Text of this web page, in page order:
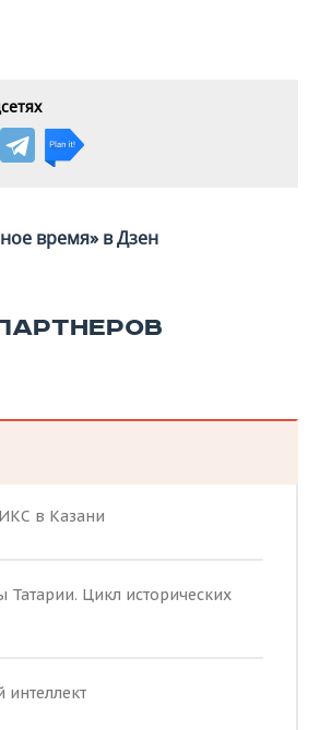
время» в Дзен
в Казани
Татарии. Цикл исторических
интеллект